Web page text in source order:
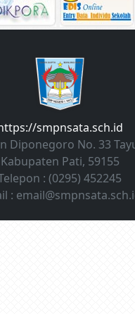
smpnsata.sch.id
Diponegoro No. 33
Kabupaten Pati, 59155
: (0295) 452245
: